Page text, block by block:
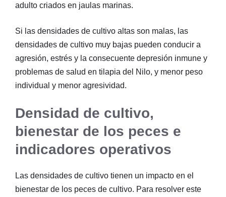
adulto criados en jaulas marinas.
Si las densidades de cultivo altas son malas, las
densidades de cultivo muy bajas pueden conducir a
agresión, estrés y la consecuente depresión inmune y
problemas de salud en tilapia del Nilo, y menor peso
individual y menor agresividad.
Densidad de cultivo,
bienestar de los peces e
indicadores operativos
Las densidades de cultivo tienen un impacto en el
bienestar de los peces de cultivo. Para resolver este